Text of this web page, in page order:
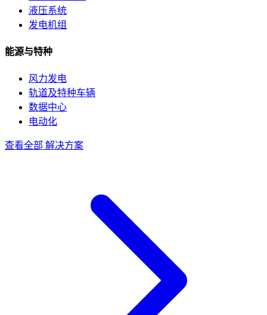
液压系统
发电机组
能源与特种
风力发电
轨道及特种车辆
数据中心
电动化
查看全部 解决方案